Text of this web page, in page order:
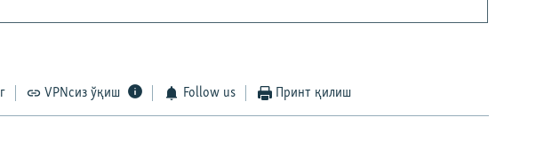
VPNсиз ўқиш Follow us Принт қилиш